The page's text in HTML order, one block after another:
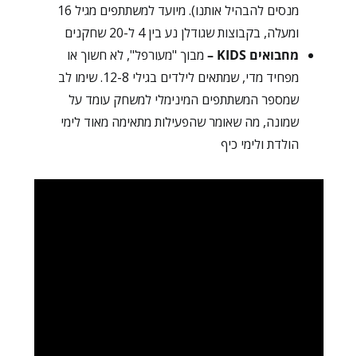
מנסים להבהיל אותנו). מיועד למשתתפים מגיל 16
ומעלה, בקבוצות שגודלן נע בין 4 ל-20 שחקנים
מחבואים KIDS –
מבוך "מעורפל", לא חשוך או
מפחיד מדי, שמתאים לילדים בגילי 12-8. שימו לב
שמספר המשתתפים המינימלי למשחק עומד על
שמונה, מה שאומר שהפעילות מתאימה מאוד לימי
הולדת ולימי כיף